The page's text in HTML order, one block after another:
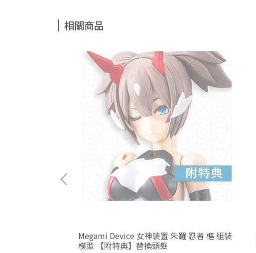
相關商品
Megami Device 女神裝置 朱羅 忍者 樞 組裝
模型 【附特典】替換頭髮